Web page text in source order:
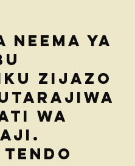
neema ya
zijazo
wa
tendo